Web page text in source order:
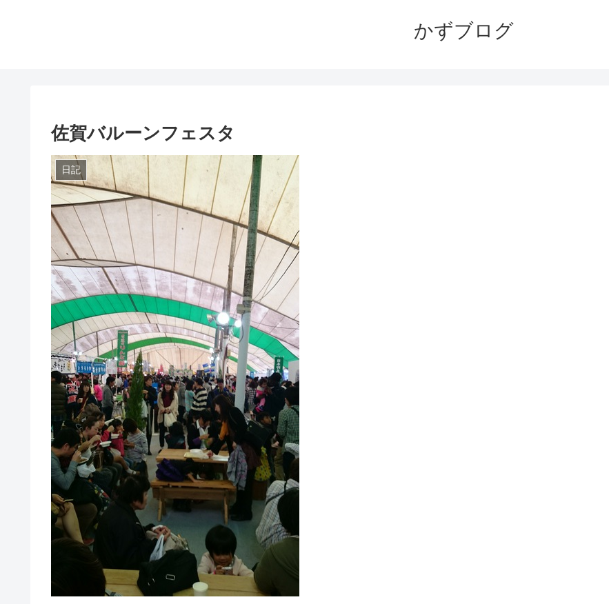
かずブログ
佐賀バルーンフェスタ
日記